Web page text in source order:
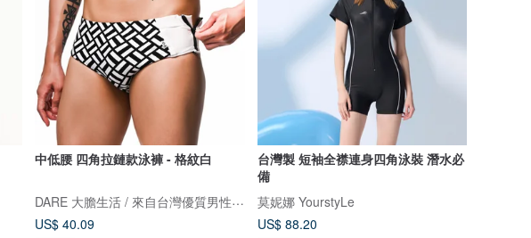
中低腰 四角拉鏈款泳褲 - 格紋白
DARE 大膽生活 / 來自台灣優質男性內著
US$ 40.09
台灣製 短袖全襟連身四角泳裝 潛水必
備
莫妮娜 YourstyLe
US$ 88.20